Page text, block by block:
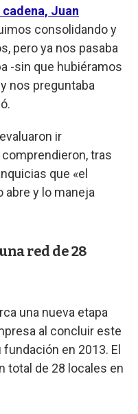
cadena, Juan
consolidando y
pero ya nos pasaba
-sin que hubiéramos
nos preguntaba
ir
tras
que «el
abre y lo maneja
red de 28
una nueva etapa
al concluir este
en 2013. El
total de 28 locales en